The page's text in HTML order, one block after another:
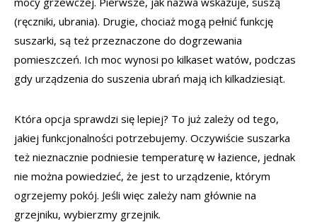
(ręczniki, ubrania). Drugie, chociaż mogą pełnić funkcję
suszarki, są też przeznaczone do dogrzewania
pomieszczeń. Ich moc wynosi po kilkaset watów, podczas
gdy urządzenia do suszenia ubrań mają ich kilkadziesiąt.
Która opcja sprawdzi się lepiej? To już zależy od tego,
jakiej funkcjonalności potrzebujemy. Oczywiście suszarka
też nieznacznie podniesie temperaturę w łazience, jednak
nie można powiedzieć, że jest to urządzenie, którym
ogrzejemy pokój. Jeśli więc zależy nam głównie na
grzejniku, wybierzmy grzejnik.